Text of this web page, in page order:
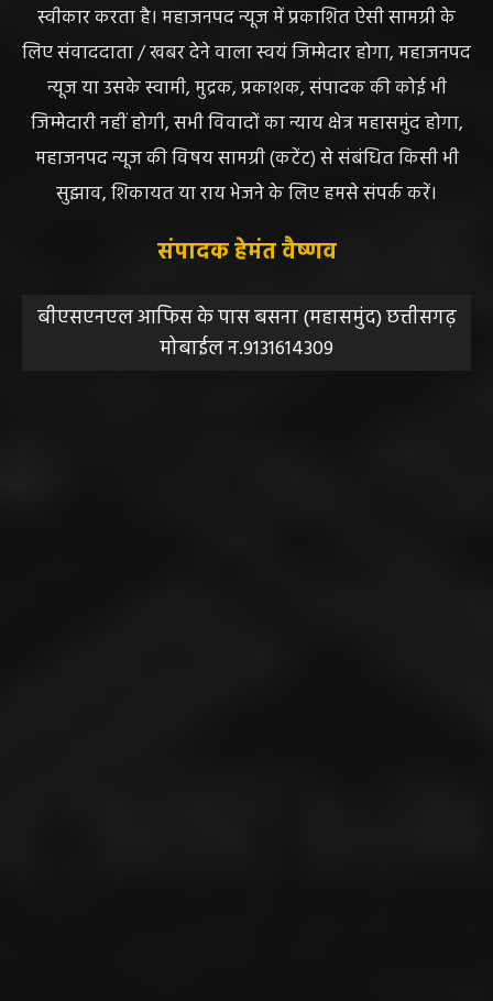
स्वीकार करता है। महाजनपद न्यूज में प्रकाशित ऐसी सामग्री के
लिए संवाददाता / खबर देने वाला स्वयं जिम्मेदार होगा, महाजनपद
न्यूज या उसके स्वामी, मुद्रक, प्रकाशक, संपादक की कोई भी
जिम्मेदारी नहीं होगी, सभी विवादों का न्याय क्षेत्र महासमुंद होगा,
महाजनपद न्यूज की विषय सामग्री (कटेंट) से संबंधित किसी भी
सुझाव, शिकायत या राय भेजने के लिए हमसे संपर्क करें।
संपादक हेमंत वैष्णव
बीएसएनएल आफिस के पास बसना (महासमुंद) छत्तीसगढ़
मोबाईल न.9131614309